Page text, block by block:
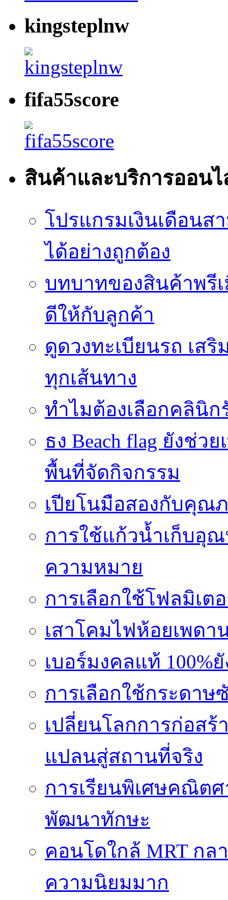
kingsteplnw
fifa55score
สินค้าและบริการออน
โปรแกรมเงินเดือนส
ได้อย่างถูกต้อง
บทบาทของสินค้าพรี
ดีให้กับลูกค้า
ดูดวงทะเบียนรถ เส
ทุกเส้นทาง
ทำไมต้องเลือกคลินิ
ธง Beach flag ยังช่
พื้นที่จัดกิจกรรม
เปียโนมือสองกับคุณ
การใช้แก้วน้ำเก็บอุ
ความหมาย
การเลือกใช้โฟลมิเต
เสาโคมไฟห้อยเพด
เบอร์มงคลแท้
การเลือกใช้กระดา
เปลี่ยนโลกการก่อสร้
แปลนสู่สถานที่จริง
การเรียนพิเศษคณิต
พัฒนาทักษะ
คอนโดใกล้ MRT กล
ความนิยมมาก